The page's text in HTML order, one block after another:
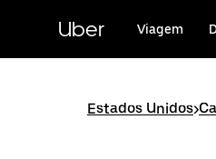
conteúdo
Uber Viagem
Estados Unidos>